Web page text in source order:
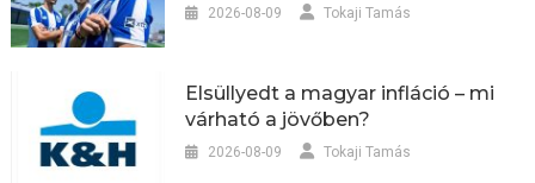
2026-08-09 Tokaji Tamás
Elsüllyedt a magyar infláció – mi
várható a jövőben?
2026-08-09 Tokaji Tamás